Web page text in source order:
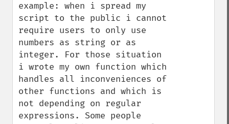
example: when i spread my
script to the public i cannot
require users to only use
numbers as string or as
integer. For those situation
i wrote my own function which
handles all inconveniences of
other functions and which is
not depending on regular
expressions. Some people